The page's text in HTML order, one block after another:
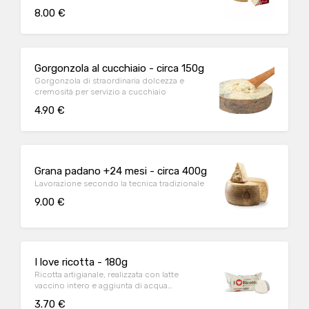
8.00 €
Gorgonzola al cucchiaio - circa 150g
Gorgonzola di straordinaria dolcezza e
cremosità per servizio a cucchiaio
4.90 €
Grana padano +24 mesi - circa 400g
Lavorazione secondo la tecnica tradizionale
9.00 €
I love ricotta - 180g
Ricotta artigianale, realizzata con latte
vaccino intero e aggiunta di acqua
3.70 €